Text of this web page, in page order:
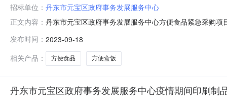
招标单位： 丹东市元宝区政府事务发展服务中心
正文内容： 丹东市元宝区政府事务发展服务中心方便食品紧急采购
命安全，按照辽宁省财政厅《关于做好新型冠状病毒感
服务中心方便食品紧急
发布时间： 2023-09-18
相关产品：
方便食品 方便盒饭
丹东市元宝区政府事务发展服务中心疫情期间印刷制